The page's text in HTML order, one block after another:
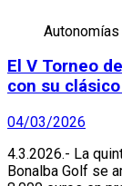
Autonomías
El V Torneo
con su clásico
04/03/2026
4.3.2026.- La
Bonalba Golf se